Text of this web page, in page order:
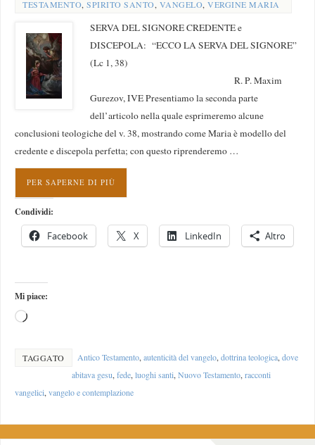
TESTAMENTO,SPIRITO SANTO, VANGELO,VERGINE MARIA
SERVA DEL SIGNORE CREDENTE e
DISCEPOLA: “ECCO LA SERVA DEL SIGNORE”
(Lc 1, 38)
R. P. Maxim
Gurezov, IVE Presentiamo la seconda parte
dell’articolo nella quale esprimeremo alcune
conclusioni teologiche del v. 38, mostrando come Maria è modello del
credente e discepola perfetta; con questo riprenderemo …
PER SAPERNE DI PIÙ
Condividi:
Facebook X LinkedIn Altro
Mi piace:
TAGGATO Antico Testamento, autenticità del vangelo, dottrina teologica, dove
abitava gesu, fede, luoghi santi, Nuovo Testamento, racconti
vangelici,vangelo e contemplazione